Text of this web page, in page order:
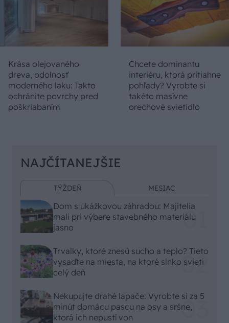
Krása olejovaného
dreva, odolnosť
moderného laku: Takto
ochránite povrchy pred
poškriabaním
Chcete dominantu
interiéru, ktorá pritiahne
pohľady? Vyrobte si
takéto masívne
orechové svietidlo
NAJČÍTANEJŠIE
TÝŽDEŇ MESIAC
Dom s ukážkovou záhradou: Majitelia
mali pri výbere stavebného materiálu
jasno
Trvalky, ktoré znesú sucho a teplo? Tieto
vysaďte na miesta, na ktoré slnko svieti
celý deň
Nekupujte drahé lapače: Vyrobte si za 5
minút domácu pascu na osy a sršne,
ktorá ich nepustí von